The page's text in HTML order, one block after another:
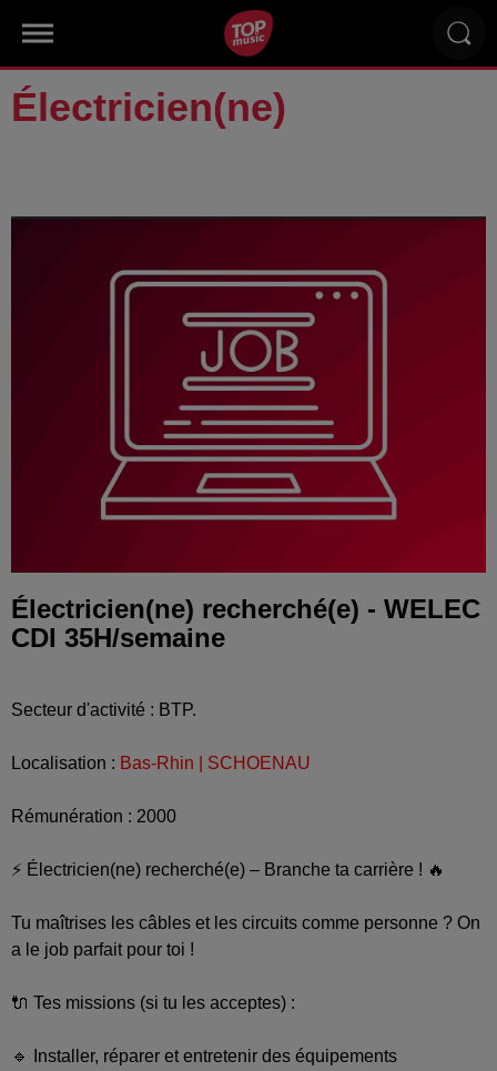
Électricien(ne)
Électricien(ne) recherché(e) - WELEC
CDI 35H/semaine
Secteur d'activité : BTP.
Localisation : Bas-Rhin | SCHOENAU
Rémunération : 2000
⚡ Électricien(ne) recherché(e) – Branche ta carrière ! 🔥
Tu maîtrises les câbles et les circuits comme personne ? On
a le job parfait pour toi !
🔌 Tes missions (si tu les acceptes) :
🔹 Installer, réparer et entretenir des équipements